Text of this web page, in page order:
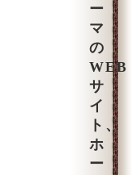
ー
マ
の
WEB
サ
イ
ト、
ホ
ー